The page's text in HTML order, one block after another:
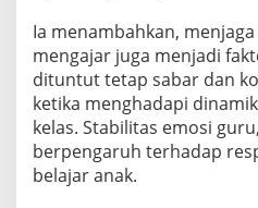
Ia menambahkan,
mengajar juga menjadi
dituntut tetap sabar dan
ketika menghadapi
kelas. Stabilitas emosi
berpengaruh terhadap
belajar anak.